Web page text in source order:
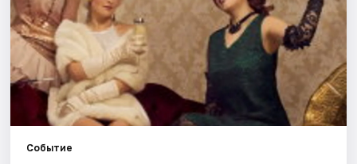
Квесты
Экскурсии
Спорт
События
Событие